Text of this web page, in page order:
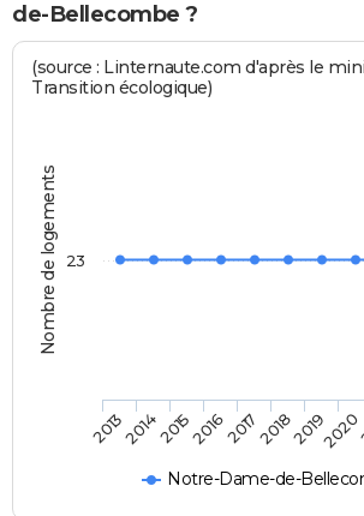
de-Bellecombe ?
Nombre de logements
(source : Linternaute.com d'après le
Transition écologique)
Notre-Dame-de-
20132014201520162017201820192020
23